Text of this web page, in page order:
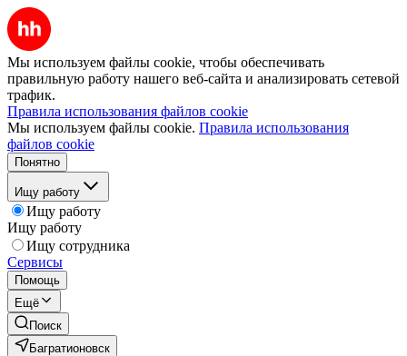
Мы используем файлы cookie, чтобы обеспечивать
правильную работу нашего веб-сайта и анализировать сетевой
трафик.
Правила использования файлов cookie
Мы используем файлы cookie. Правила использования
файлов cookie
Понятно
Ищу работу
Ищу работу
Ищу работу
Ищу сотрудника
Сервисы
Помощь
Ещё
Поиск
Багратионовск